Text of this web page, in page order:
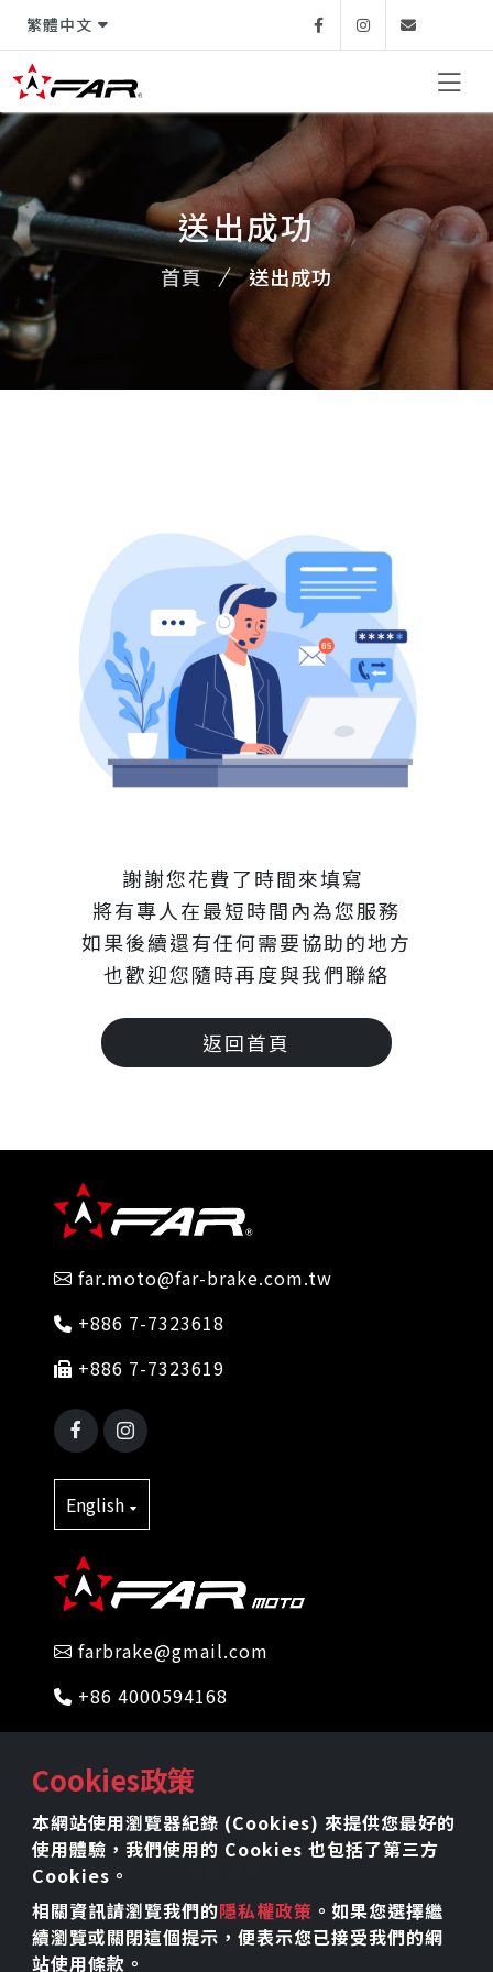
繁體中文 FacebookInstagram
送出成功
首頁 送出成功
謝謝您花費了時間來填寫
將有專人在最短時間內為您服務
如果後續還有任何需要協助的地方
也歡迎您隨時再度與我們聯絡
返回首頁
Cookies政策
本網站使用瀏覽器紀錄 (Cookies) 來提供您最好的
使用體驗，我們使用的 Cookies 也包括了第三方
Cookies。
相關資訊請瀏覽我們的隱私權政策 。如果您選擇繼
續瀏覽或關閉這個提示，便表示您已接受我們的網
站使用條款。
far.moto@far-brake.com.tw
+886 7-7323618
+886 7-7323619
English
farbrake@gmail.com
+86 4000594168
網站地圖
首頁
關於我們
產品介紹
工藝技術
檔案下載
線上產品目錄 隱私權政策